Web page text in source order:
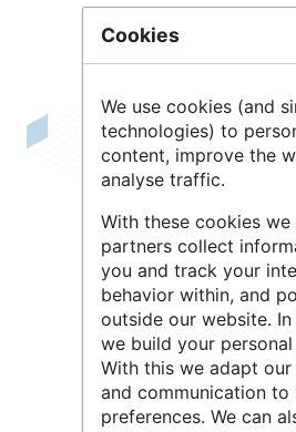
L’objectif scientifique
CITERES (CItés,
des dynamiques
des sociétés. Au regard
français et étranger des
recherche travaillant
se distingue par la
et le croisement des
partir desquels elle
Cookies
We use cookies (and
technologies) to
content, improve the
analyse traffic.
With these cookies we
partners collect
you and track your
behavior within, and
outside our website.
we build your
With this we adapt
and communication to
preferences. We can